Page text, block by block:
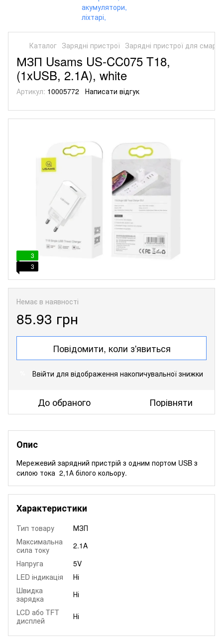
Каталог Зарядні пристрої Зарядні пристрої для
МЗП Usams US-CC075 T18,
(1xUSB, 2.1A), white
Артикул: 10005772 Написати відгук
3
3
Немає в наявності
85.93 грн
Повідомити, коли з'явиться
Ввійти для відображення накопичувальної знижки
До обраного Порівняти
Опис
Мережевий зарядний пристрій з одним портом USB з
силою тока 2,1А білого кольору.
Характеристики
Тип товару
МЗП
Максимальна
сила току
2.1A
Напруга
5V
LED індикація
Ні
Швидка
зарядка
Ні
LCD або TFT
дисплей
Ні